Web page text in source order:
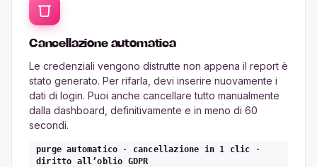
Cancellazione automatica
Le credenziali vengono distrutte non appena il report è
stato generato. Per rifarla, devi inserire nuovamente i
dati di login. Puoi anche cancellare tutto manualmente
dalla dashboard, definitivamente e in meno di 60
secondi.
purge automatico · cancellazione in 1 clic ·
diritto all’oblio GDPR